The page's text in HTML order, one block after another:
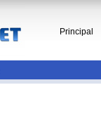
Principal